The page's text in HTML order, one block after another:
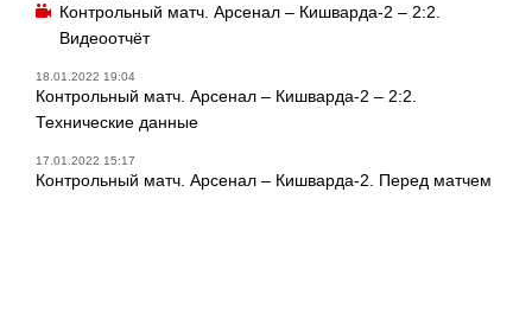
Контрольный матч. Арсенал – Кишварда-2 – 2:2.
Видеоотчёт
18.01.2022 19:04
Контрольный матч. Арсенал – Кишварда-2 – 2:2.
Технические данные
17.01.2022 15:17
Контрольный матч. Арсенал – Кишварда-2. Перед матчем